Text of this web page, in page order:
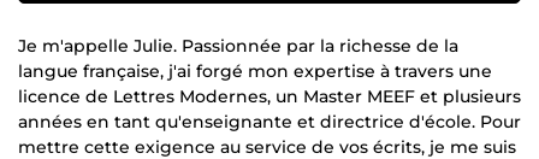
Je m'appelle Julie. Passionnée par la richesse de la
langue française, j'ai forgé mon expertise à travers une
licence de Lettres Modernes, un Master MEEF et plusieurs
années en tant qu'enseignante et directrice d'école. Pour
mettre cette exigence au service de vos écrits, je me suis